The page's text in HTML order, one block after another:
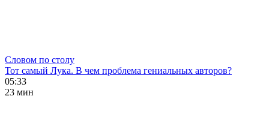
Словом по столу
Тот самый Лука. В чем проблема гениальных авторов?
05:33
23 мин